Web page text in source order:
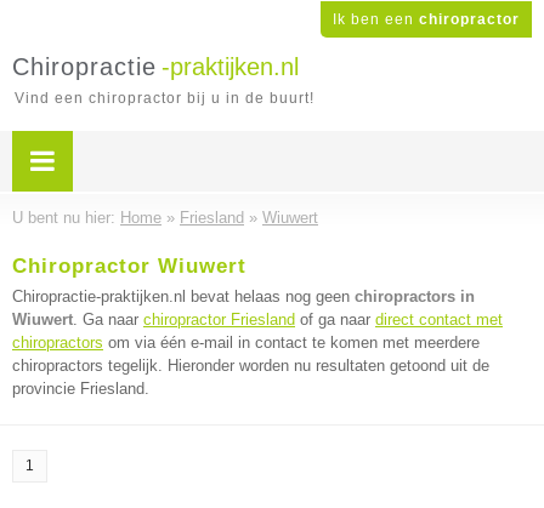
Ik ben een chiropractor
Chiropractie -praktijken.nl
Vind een chiropractor bij u in de buurt!
U bent nu hier: Home » Friesland » Wiuwert
Chiropractor Wiuwert
Chiropractie-praktijken.nl bevat helaas nog geen chiropractors in
Wiuwert. Ga naar chiropractor Friesland of ga naar direct contact met
chiropractors om via één e-mail in contact te komen met meerdere
chiropractors tegelijk. Hieronder worden nu resultaten getoond uit de
provincie Friesland.
1